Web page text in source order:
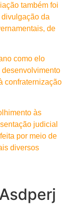
também foi
da
de
como elo
confraternização
às
judicial
por meio de
diversos